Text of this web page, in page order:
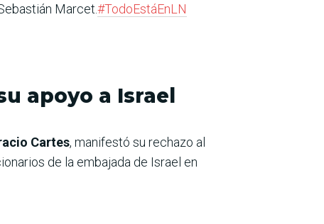
Marcet.#TodoEstáEnLN
apoyo a Israel
Cartes, manifestó su rechazo al
de la embajada de Israel en